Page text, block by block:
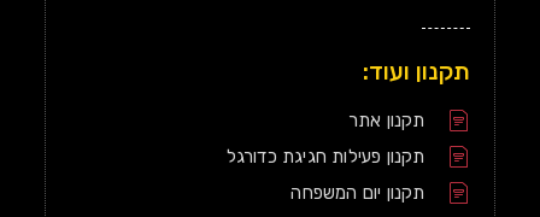
תקנון ועוד:
תקנון אתר
תקנון פעילות חגיגת כדורגל
תקנון יום המשפחה